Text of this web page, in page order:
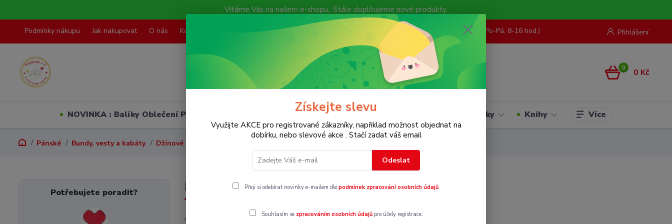
Vítáme Vás na našem e-shopu,. Stále doplňujeme nové produkty.
Podmínky nákupu Jak nakupovat O nás Kontakty Přihlášení
Hledat
Nevíte si rady? Zavolejte. + 420 773 967 062 (Po-Pá, 8-16 hod.)
0 0 Kč
NOVINKA : Balíky Oblečení PO VELIKOSTECH Dětské Dámské Hračky Knihy Více
Pánské Bundy, vesty a kabáty Džínové bundy
M
V této kategorii nebylo nalezeno žádné zboží.
Potřebujete poradit?
Získejte slevu
Využijte AKCE pro registrované zákazníky, napřiklad možnost objednat na
dobírku, nebo slevové akce . Stačí zadat váš email
Odeslat
Přeji si odebírat novinky e-mailem dle podmínek zpracování osobních údajů.
Souhlasím se zpracováním osobních údajůpro účely registrace.